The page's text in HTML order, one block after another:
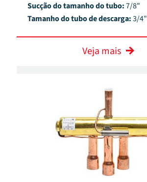
Sucção do tamanho do tubo:7/8"
Tamanho do tubo de descarga:3/4"
Veja mais